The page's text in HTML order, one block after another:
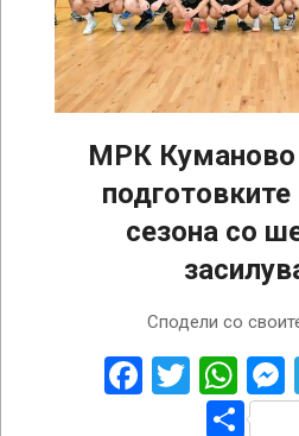
МРК Куманово
подготовките
сезона со
Сподели со
Facebook